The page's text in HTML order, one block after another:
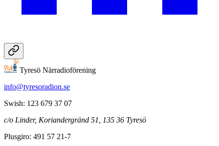
Tyresö Närradioförening
info@tyresoradion.se
Swish: 123 679 37 07
c/o Linder, Koriandergränd 51, 135 36 Tyresö
Plusgiro: 491 57 21-7